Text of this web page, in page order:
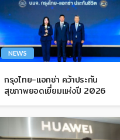
NEWS
กรุงไทย-แอกซ่า คว้าประกัน
สุขภาพยอดเยี่ยมแห่งปี 2026